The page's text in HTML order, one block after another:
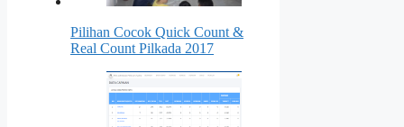
Pilihan Cocok Quick Count &
Real Count Pilkada 2017